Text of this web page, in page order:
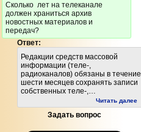
Cколько лет на телеканале
должен храниться архив
новостных материалов и
передач?
Ответ:
Редакции средств массовой
информации (теле-,
радиоканалов) обязаны в течение
шести месяцев сохранять записи
собственных теле-,…
Читать далее
Задать вопрос